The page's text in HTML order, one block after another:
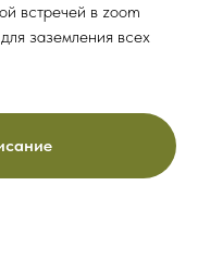
встречей в zoom
заземления всех